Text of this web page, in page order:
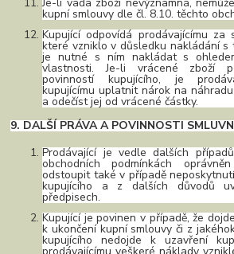
Je-li vada zboží nevýznamná,
kupní smlouvy dle čl. 8.10. těchto
Kupující odpovídá prodávajícímu za
které vzniklo v důsledku nakládání s
je nutné s ním nakládat s
vlastnosti. Je-li vrácené zboží
povinností kupujícího, je
kupujícímu uplatnit nárok na
a odečíst jej od vrácené částky.
9. DALŠÍ PRÁVA A POVINNOSTI
Prodávající je vedle dalších
obchodních podmínkách
odstoupit také v případě
kupujícího a z dalších důvodů
předpisech.
Kupující je povinen v případě, že
k ukončení kupní smlouvy či z
kupujícího nedojde k uzavření